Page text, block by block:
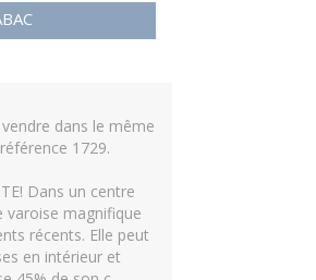
dans le même
1729.
Dans un centre
varoise magnifique
récents. Elle peut
en intérieur et